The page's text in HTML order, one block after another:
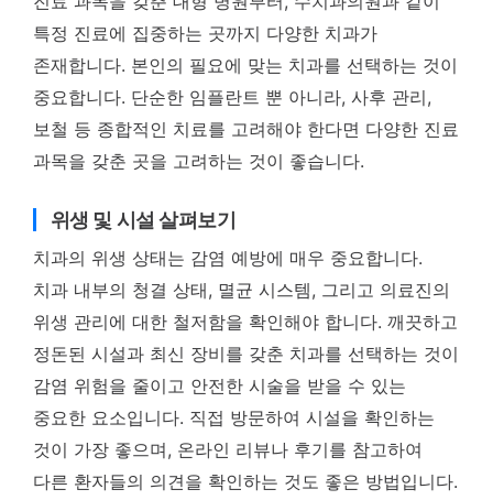
특정 진료에 집중하는 곳까지 다양한 치과가
존재합니다. 본인의 필요에 맞는 치과를 선택하는 것이
중요합니다. 단순한 임플란트 뿐 아니라, 사후 관리,
보철 등 종합적인 치료를 고려해야 한다면 다양한 진료
과목을 갖춘 곳을 고려하는 것이 좋습니다.
위생 및 시설 살펴보기
치과의 위생 상태는 감염 예방에 매우 중요합니다.
치과 내부의 청결 상태, 멸균 시스템, 그리고 의료진의
위생 관리에 대한 철저함을 확인해야 합니다. 깨끗하고
정돈된 시설과 최신 장비를 갖춘 치과를 선택하는 것이
감염 위험을 줄이고 안전한 시술을 받을 수 있는
중요한 요소입니다. 직접 방문하여 시설을 확인하는
것이 가장 좋으며, 온라인 리뷰나 후기를 참고하여
다른 환자들의 의견을 확인하는 것도 좋은 방법입니다.